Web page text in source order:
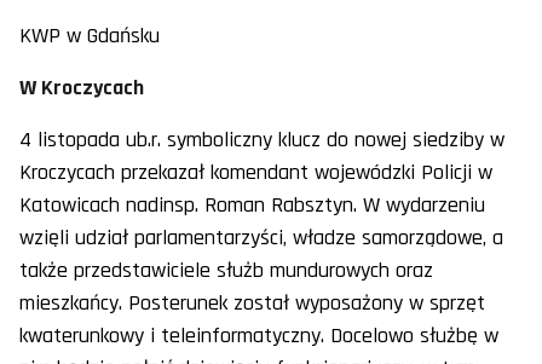
KWP w Gdańsku
W Kroczycach
4 listopada ub.r. symboliczny klucz do nowej siedziby w
Kroczycach przekazał komendant wojewódzki Policji w
Katowicach nadinsp. Roman Rabsztyn. W wydarzeniu
wzięli udział parlamentarzyści, władze samorządowe, a
także przedstawiciele służb mundurowych oraz
mieszkańcy. Posterunek został wyposażony w sprzęt
kwaterunkowy i teleinformatyczny. Docelowo służbę w